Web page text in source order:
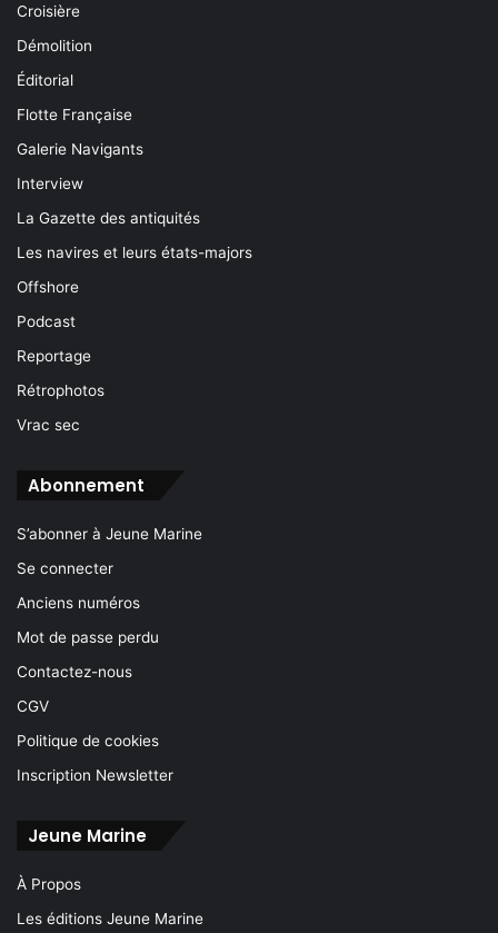
Croisière
Démolition
Éditorial
Flotte Française
Galerie Navigants
Interview
La Gazette des antiquités
Les navires et leurs états-majors
Offshore
Podcast
Reportage
Rétrophotos
Vrac sec
Abonnement
S’abonner à Jeune Marine
Se connecter
Anciens numéros
Mot de passe perdu
Contactez-nous
CGV
Politique de cookies
Inscription Newsletter
Jeune Marine
À Propos
Les éditions Jeune Marine